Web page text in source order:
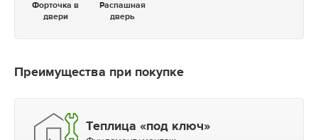
Форточка в
двери
Распашная
дверь
Преимущества при покупке
Теплица «под ключ»